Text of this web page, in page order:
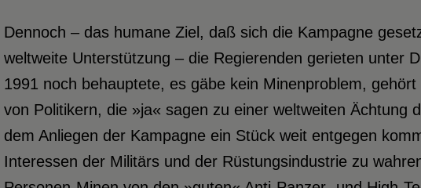
Dennoch – das humane Ziel, daß sich die Kampagne
weltweite Unterstützung – die Regierenden gerieten unter
1991 noch behauptete, es gäbe kein Minenproblem,
von Politikern, die »ja« sagen zu einer weltweiten Ächtung
dem Anliegen der Kampagne ein Stück weit entgegen
Interessen der Militärs und der Rüstungsindustrie zu